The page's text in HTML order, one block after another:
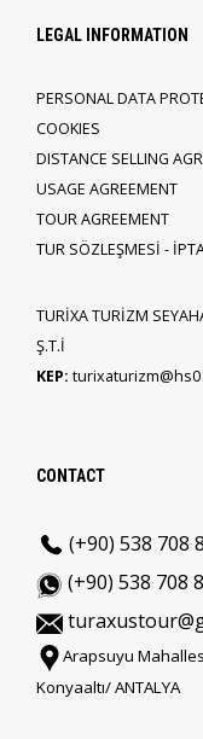
LEGAL INFORMATION
PERSONAL DATA
COOKIES
DISTANCE SELLING
USAGE AGREEMENT
TOUR AGREEMENT
TUR SÖZLEŞMESİ -
TURİXA TURİZM
Ş.T.İ
KEP:
CONTACT
(+90) 538 708
(+90) 538 708
Arapsuyu
Konyaaltı/ ANTALYA